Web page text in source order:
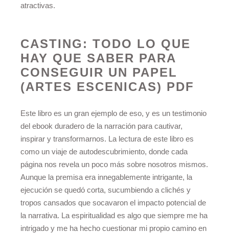
atractivas.
CASTING: TODO LO QUE
HAY QUE SABER PARA
CONSEGUIR UN PAPEL
(ARTES ESCENICAS) PDF
Este libro es un gran ejemplo de eso, y es un testimonio
del ebook duradero de la narración para cautivar,
inspirar y transformarnos. La lectura de este libro es
como un viaje de autodescubrimiento, donde cada
página nos revela un poco más sobre nosotros mismos.
Aunque la premisa era innegablemente intrigante, la
ejecución se quedó corta, sucumbiendo a clichés y
tropos cansados que socavaron el impacto potencial de
la narrativa. La espiritualidad es algo que siempre me ha
intrigado y me ha hecho cuestionar mi propio camino en